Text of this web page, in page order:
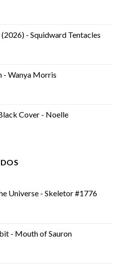
- Squidward Tentacles
- Wanya Morris
Cover - Noelle
Universe - Skeletor #1776
- Mouth of Sauron